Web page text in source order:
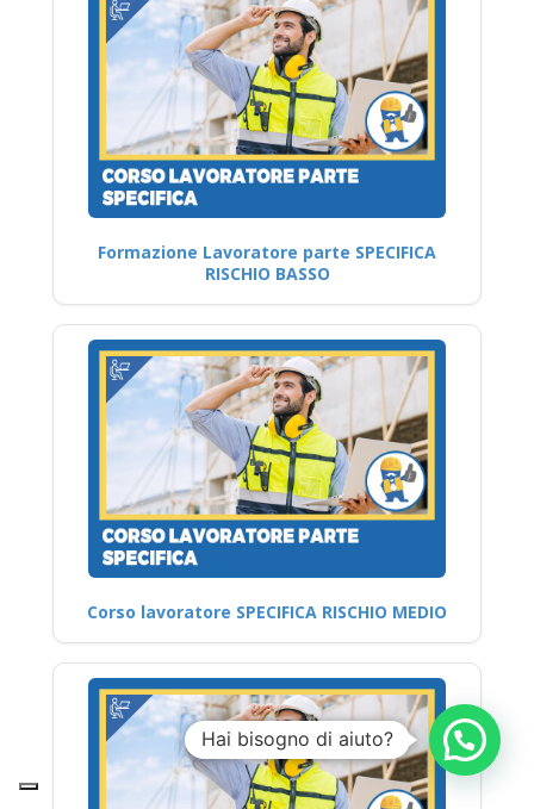
Formazione Lavoratore parte SPECIFICA
RISCHIO BASSO
Corso lavoratore SPECIFICA RISCHIO MEDIO
Hai bisogno di aiuto?